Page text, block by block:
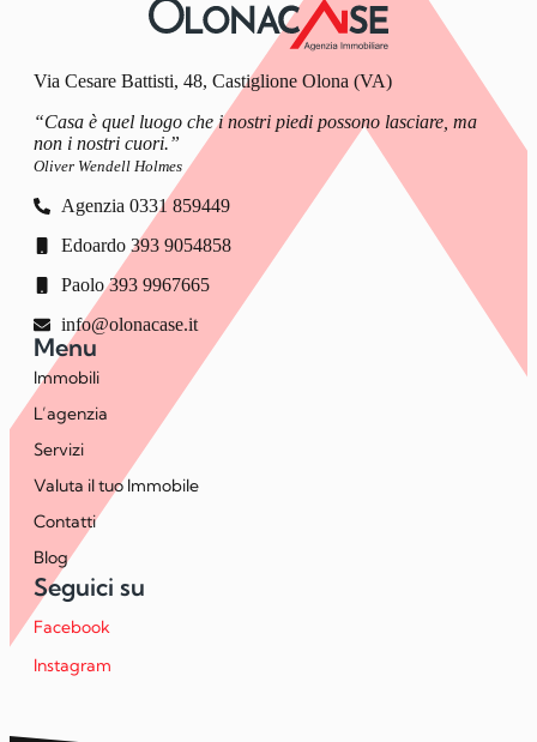
Via Cesare Battisti, 48, Castiglione Olona (VA)
“Casa è quel luogo che i nostri piedi possono lasciare, ma
non i nostri cuori.”
Oliver Wendell Holmes
Agenzia 0331 859449
Edoardo 393 9054858
Paolo 393 9967665
info@olonacase.it
Menu
Immobili
L’agenzia
Servizi
Valuta il tuo Immobile
Contatti
Blog
Seguici su
Facebook
Instagram